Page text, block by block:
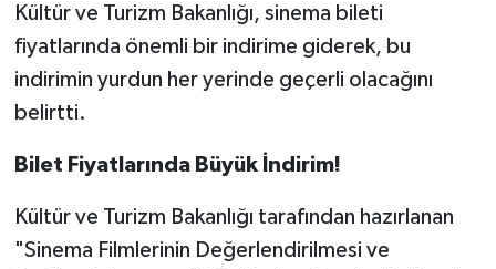
Kültür ve Turizm Bakanlığı, sinema bileti
fiyatlarında önemli bir indirime giderek, bu
indirimin yurdun her yerinde geçerli olacağını
belirtti.
Bilet Fiyatlarında Büyük İndirim!
Kültür ve Turizm Bakanlığı tarafından hazırlanan
"Sinema Filmlerinin Değerlendirilmesi ve
Seri İlan
Siyaset
Sokak Hayvanlarını Sahiplendirme
Sonsöz Özel